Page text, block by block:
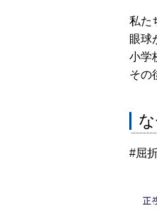
私た
眼球
小学
その
#屈